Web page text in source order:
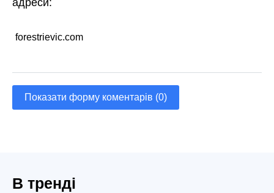
forestrievic.com
Показати форму коментарів (0)
В тренді